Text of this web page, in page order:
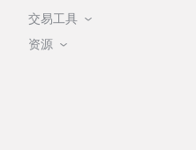
交易工具
资源